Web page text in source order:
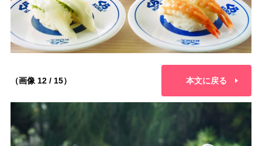
（画像 12 / 15） 本文に戻る